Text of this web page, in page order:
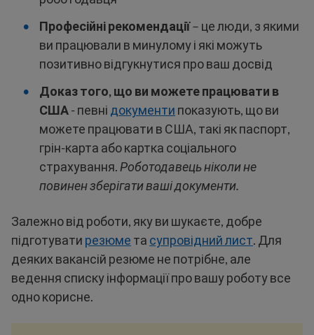
Професійні рекомендації– це люди, з якими
ви працювали в минулому і які можуть
позитивно відгукнутися про ваш досвід
Доказ того, що ви можете працювати в
США- певні документи показують, що ви
можете працювати в США, такі як паспорт,
грін-карта або картка соціального
страхування. Роботодавець ніколи не
повинен зберігати ваші документи.
Залежно від роботи, яку ви шукаєте, добре
підготувати резюме та супровідний лист. Для
деяких вакансій резюме не потрібне, але
ведення списку інформації про вашу роботу все
одно корисне.